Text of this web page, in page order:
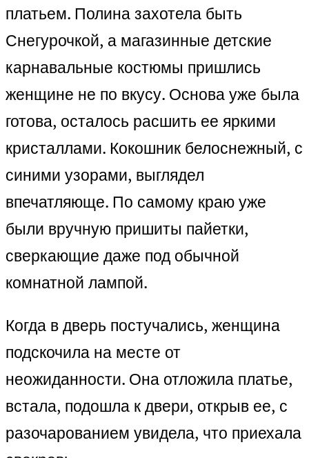
платьем. Полина захотела быть
Снегурочкой, а магазинные детские
карнавальные костюмы пришлись
женщине не по вкусу. Основа уже была
готова, осталось расшить ее яркими
кристаллами. Кокошник белоснежный, с
синими узорами, выглядел
впечатляюще. По самому краю уже
были вручную пришиты пайетки,
сверкающие даже под обычной
комнатной лампой.
Когда в дверь постучались, женщина
подскочила на месте от
неожиданности. Она отложила платье,
встала, подошла к двери, открыв ее, с
разочарованием увидела, что приехала